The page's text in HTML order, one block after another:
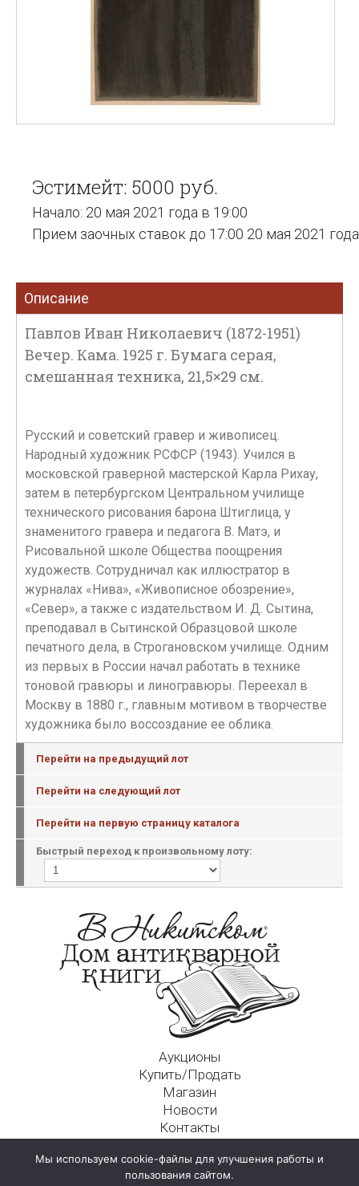
Эстимейт: 5000 руб.
Начало: 20 мая 2021 года в 19:00
Прием заочных ставок до 17:00 20 мая 2021 года
Описание
Павлов Иван Николаевич (1872-1951)
Вечер. Кама. 1925 г. Бумага серая,
смешанная техника, 21,5×29 см.
Русский и советский гравер и живописец.
Народный художник РСФСР (1943). Учился в
московской граверной мастерской Карла Рихау,
затем в петербургском Центральном училище
технического рисования барона Штиглица, у
знаменитого гравера и педагога В. Матэ, и
Рисовальной школе Общества поощрения
художеств. Сотрудничал как иллюстратор в
журналах «Нива», «Живописное обозрение»,
«Север», а также с издательством И. Д. Сытина,
преподавал в Cытинской Образцовой школе
печатного дела, в Строгановском училище. Одним
из первых в России начал работать в технике
тоновой гравюры и линогравюры. Переехал в
Москву в 1880 г., главным мотивом в творчестве
художника было воссоздание ее облика.
Перейти на предыдущий лот
Перейти на следующий лот
Перейти на первую страницу каталога
Быстрый переход к произвольному лоту:
Аукционы
Купить/Продать
Магазин
Новости
Контакты
125009, г. Москва, Никитский пер., д. 4а, стр. 1
Мы используем cookie-файлы для улучшения работы и
пользования сайтом.